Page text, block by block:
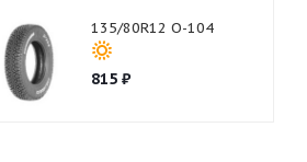
135/80R12 О-104
815₽